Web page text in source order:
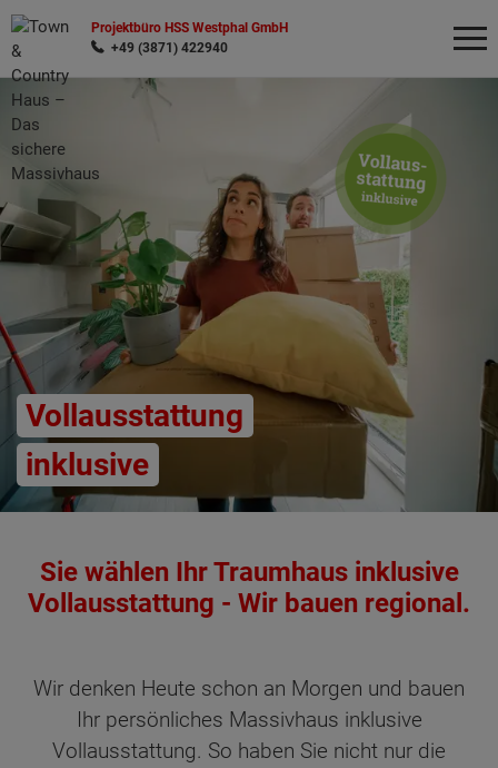
Projektbüro HSS Westphal GmbH
+49 (3871) 422940
Vollausstattung
inklusive
Sie wählen Ihr Traumhaus inklusive
Vollausstattung - Wir bauen regional.
Wir denken Heute schon an Morgen und bauen
Ihr persönliches Massivhaus inklusive
Vollausstattung. So haben Sie nicht nur die
Wonach möchten Sie suchen?